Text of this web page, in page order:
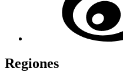
Regiones